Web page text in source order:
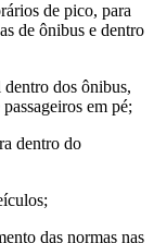
de pico, para
de ônibus e dentro
dentro dos ônibus,
em pé;
dentro do
das normas nas